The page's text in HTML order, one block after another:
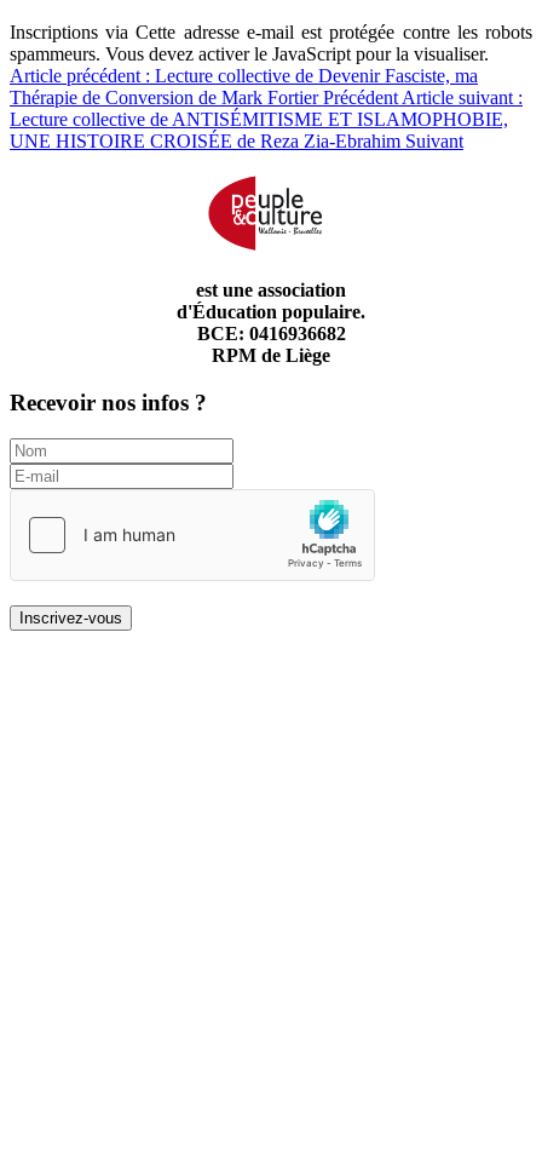
Inscriptions viaCette adresse e-mail est protégée contre les robots
spammeurs. Vous devez activer le JavaScript pour la visualiser.
Article précédent : Lecture collective de Devenir Fasciste, ma
Thérapie de Conversion de Mark FortierPrécédent Article suivant :
Lecture collective de ANTISÉMITISME ET ISLAMOPHOBIE,
UNE HISTOIRE CROISÉE de Reza Zia-Ebrahim Suivant
est une association
d'Éducation populaire.
BCE: 0416936682
RPM de Liège
Recevoir nos infos ?
Inscrivez-vous